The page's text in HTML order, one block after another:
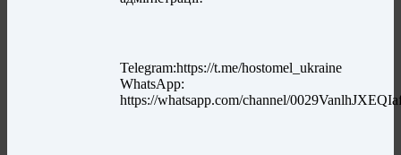
Telegram:https://t.me/hostomel_ukraine
WhatsApp:
https://whatsapp.com/channel/